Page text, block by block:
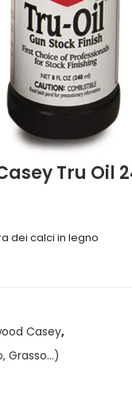
Tru Oil
dei calci in legno
Casey,
Grasso...)